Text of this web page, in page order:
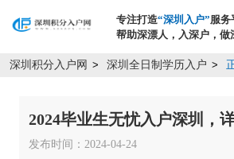
专注打造“深圳入户”服务
帮助深漂人，入深户，做
深圳积分入户网 > 深圳全日制学历入户 >
2024毕业生无忧入户深圳，
发布时间：2024-04-24